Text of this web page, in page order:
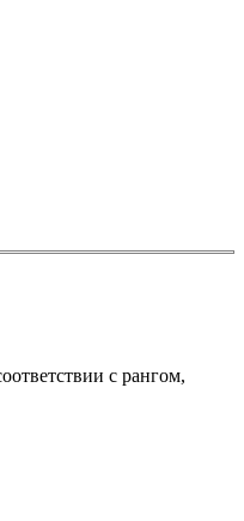
с рангом,